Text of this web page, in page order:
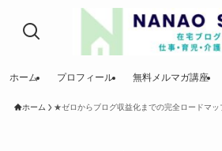
ホーム プロフィール 無料メルマガ講座
ホーム ★ゼロからブログ収益化までの完全ロードマッ